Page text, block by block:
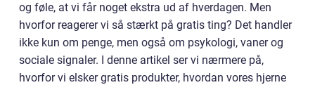
og føle, at vi får noget ekstra ud af hverdagen. Men
hvorfor reagerer vi så stærkt på gratis ting? Det handler
ikke kun om penge, men også om psykologi, vaner og
sociale signaler. I denne artikel ser vi nærmere på,
hvorfor vi elsker gratis produkter, hvordan vores hjerne